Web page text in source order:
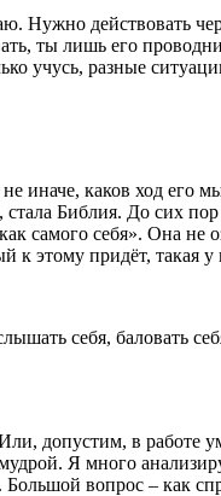
Нужно действовать
ты лишь его
учусь, разные
иначе, каков ход
стала Библия. До сих
самого себя». Она
придёт, такая у
себя, баловать
допустим, в работе
Я много
вопрос – как